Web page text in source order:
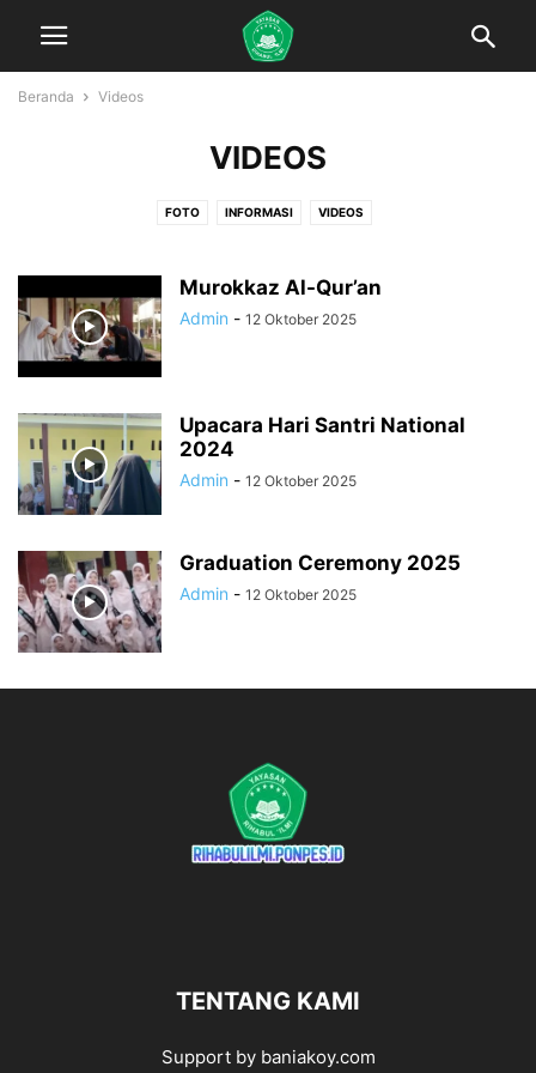
Beranda Videos
VIDEOS
FOTO INFORMASI VIDEOS
Murokkaz Al-Qur’an
Admin - 12 Oktober 2025
Upacara Hari Santri National
2024
Admin - 12 Oktober 2025
Graduation Ceremony 2025
Admin - 12 Oktober 2025
TENTANG KAMI
Support by baniakoy.com